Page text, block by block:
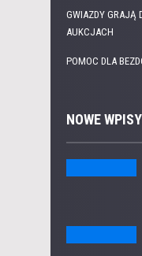
GWIAZDY GRAJĄ
AUKCJACH
POMOC DLA
NOWE WPISY